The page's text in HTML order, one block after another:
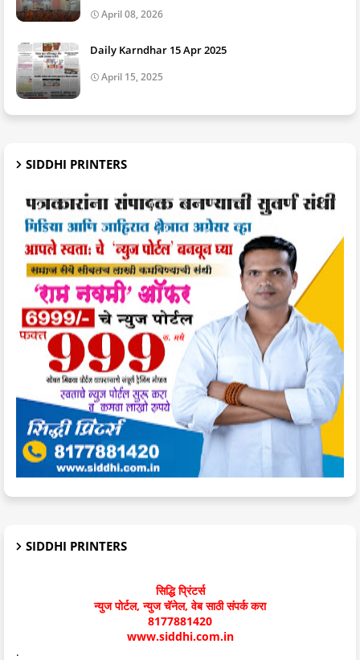
April 08, 2026
Daily Karndhar 15 Apr 2025
April 15, 2025
SIDDHI PRINTERS
SIDDHI PRINTERS
सिद्धि प्रिंटर्स
न्युज पोर्टल, न्युज चॅनेल, वेब साठी संपर्क करा
8177881420
www.siddhi.com.in
.